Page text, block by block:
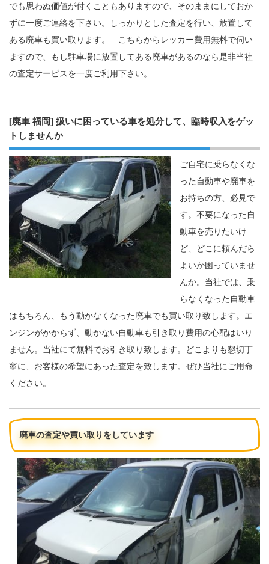
でも思わぬ価値が付くこともありますので、そのままにしておか
ずに一度ご連絡を下さい。しっかりとした査定を行い、放置して
ある廃車も買い取ります。 こちらからレッカー費用無料で伺い
ますので、もし駐車場に放置してある廃車があるのなら是非当社
の査定サービスを一度ご利用下さい。
[廃車 福岡] 扱いに困っている車を処分して、臨時収入をゲッ
トしませんか
ご自宅に乗らなくな
った自動車や廃車を
お持ちの方、必見で
す。不要になった自
動車を売りたいけ
ど、どこに頼んだら
よいか困っていませ
んか。当社では、乗
らなくなった自動車
はもちろん、もう動かなくなった廃車でも買い取り致します。エ
ンジンがかからず、動かない自動車も引き取り費用の心配はいり
ません。当社にて無料でお引き取り致します。どこよりも懇切丁
寧に、お客様の希望にあった査定を致します。ぜひ当社にご用命
ください。
廃車の査定や買い取りをしています